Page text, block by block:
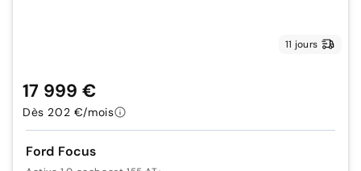
11 jours
Ford Focus
17 999 €
Dès 202 €/mois